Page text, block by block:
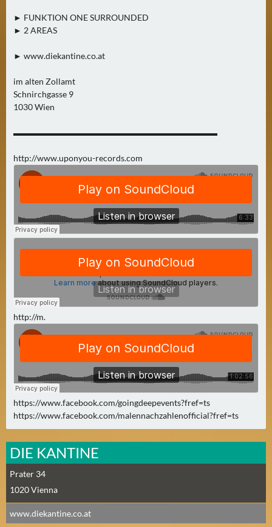
C
H
T
R
S
M
T
A
G
0
)
G
S
T
7
S
E
P
T
E
M
B
► FUNKTION ONE SURROUNDED
► 2 AREAS
► www.diekantine.co.at
im alten Zollamt
Schnirchgasse 9
1030 Wien
▬▬▬▬▬▬▬▬▬▬▬▬▬▬▬▬▬▬▬▬▬▬▬▬
http://www.uponyou-records.com
http://m.
https://www.facebook.com/goingdeepevents?fref=ts
https://www.facebook.com/malennachzahlenofficial?fref=ts
DIE KANTINE
Prater 34
1020Vienna
www.diekantine.co.at